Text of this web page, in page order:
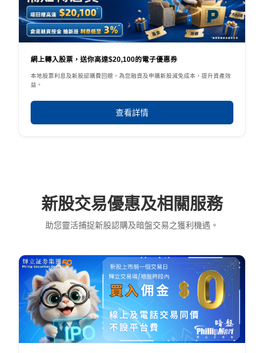
網上轉入股票，送你高達$20,100的電子優惠券
本地股票利息及新股認購費回贈，為您融資及申購新股減免成本，提升資產效
益。
查看詳情
新股交易優惠及相關服務
助您靈活捕捉新股認購及暗盤交易之獲利機遇。